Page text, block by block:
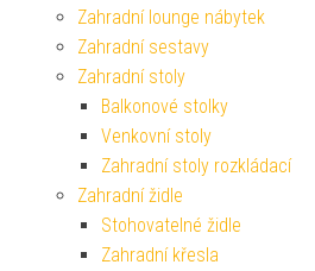
Zahradní lounge nábytek
Zahradní sestavy
Zahradní stoly
Balkonové stolky
Venkovní stoly
Zahradní stoly rozkládací
Zahradní židle
Stohovatelné židle
Zahradní křesla